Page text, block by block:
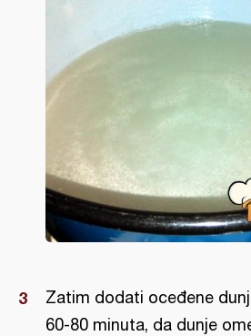
Zatim dodati oceđene
60-80 minuta, da dunje